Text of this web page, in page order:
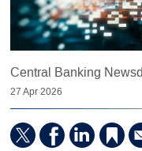
Central Banking
27 Apr 2026